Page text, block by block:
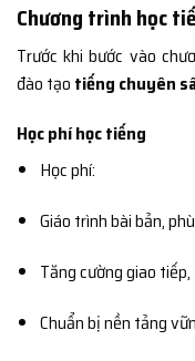
Chương trình học
Trước khi bước vào
đào tạo tiếng chuyên
Học phí học tiếng
Học phí:
Giáo trình bài bản,
Tăng cường giao
Chuẩn bị nền tảng